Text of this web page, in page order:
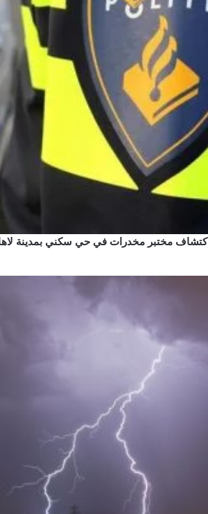
اكتشاف مختبر مخدرات في حي سكني بمدينة